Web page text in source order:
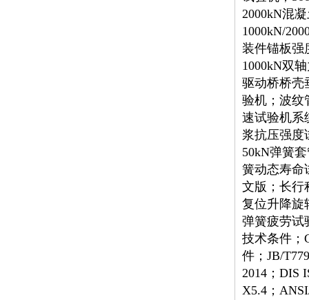
2000kN混
1000kN/
装件锚板强
1000kN双
驱动桥桥壳
验机；波纹
速试验机系
浆抗压强度
50kN弹簧
簧动态寿命
文版； 长行
复位升降旋
弹簧疲劳试
技术条件；
件；JB/
2014；DIS
X5.4；